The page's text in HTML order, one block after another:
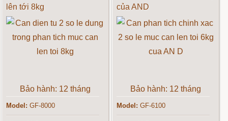
lên tới 8kg
Bảo hành: 12 tháng
Model: GF-8000
của AND
Bảo hành: 12 tháng
Model: GF-6100